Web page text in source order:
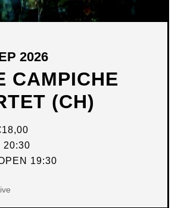
CAMPICHE
(CH)
2026
20:30
19:30